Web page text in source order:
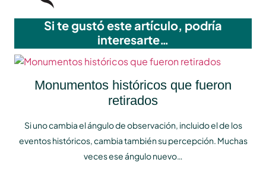
Si te gustó este artículo, podría
interesarte…
Monumentos históricos que fueron
retirados
Si uno cambia el ángulo de observación, incluido el de los
eventos históricos, cambia también su percepción. Muchas
veces ese ángulo nuevo…